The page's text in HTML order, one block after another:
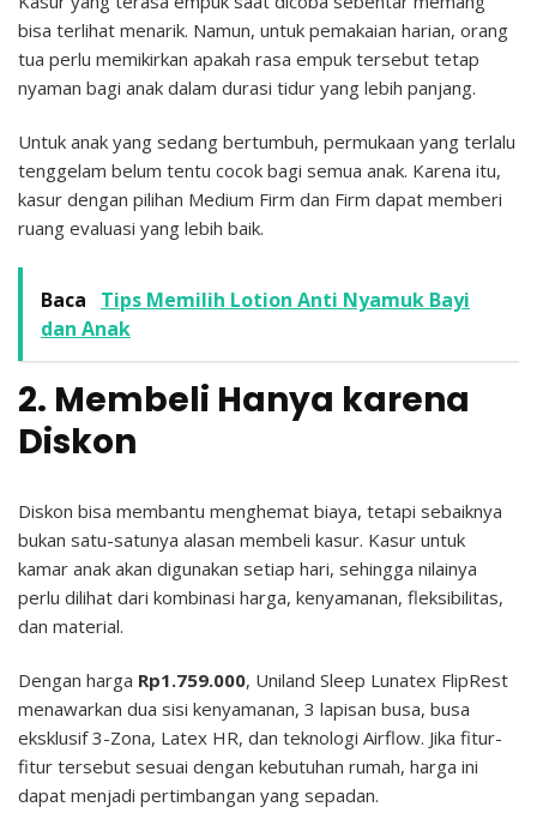
bisa terlihat menarik. Namun, untuk pemakaian harian, orang
tua perlu memikirkan apakah rasa empuk tersebut tetap
nyaman bagi anak dalam durasi tidur yang lebih panjang.
Untuk anak yang sedang bertumbuh, permukaan yang terlalu
tenggelam belum tentu cocok bagi semua anak. Karena itu,
kasur dengan pilihan Medium Firm dan Firm dapat memberi
ruang evaluasi yang lebih baik.
Baca
Tips Memilih Lotion Anti Nyamuk Bayi
dan Anak
2. Membeli Hanya karena
Diskon
Diskon bisa membantu menghemat biaya, tetapi sebaiknya
bukan satu-satunya alasan membeli kasur. Kasur untuk
kamar anak akan digunakan setiap hari, sehingga nilainya
perlu dilihat dari kombinasi harga, kenyamanan, fleksibilitas,
dan material.
Dengan harga Rp1.759.000, Uniland Sleep Lunatex FlipRest
menawarkan dua sisi kenyamanan, 3 lapisan busa, busa
eksklusif 3-Zona, Latex HR, dan teknologi Airflow. Jika fitur-
fitur tersebut sesuai dengan kebutuhan rumah, harga ini
dapat menjadi pertimbangan yang sepadan.